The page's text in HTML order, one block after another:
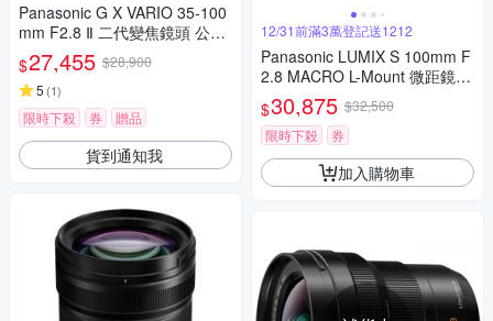
Panasonic G X VARIO 35-100
mm F2.8 Ⅱ 二代變焦鏡頭 公司
貨
$27,455 $28,900
5 (1)
限時下殺 券 贈品
貨到通知我
12/31前滿3萬登記送1212
Panasonic LUMIX S 100mm F
2.8 MACRO L-Mount 微距鏡頭
公司貨 S-E100
$30,875 $32,500
限時下殺
券
加入購物車